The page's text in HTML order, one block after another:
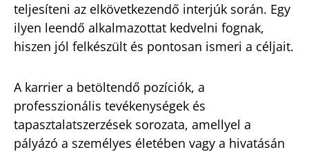
teljesíteni az elkövetkezendő interjúk során. Egy
ilyen leendő alkalmazottat kedvelni fognak,
hiszen jól felkészült és pontosan ismeri a céljait.
A karrier a betöltendő pozíciók, a
professzionális tevékenységek és
tapasztalatszerzések sorozata, amellyel a
pályázó a személyes életében vagy a hivatásán